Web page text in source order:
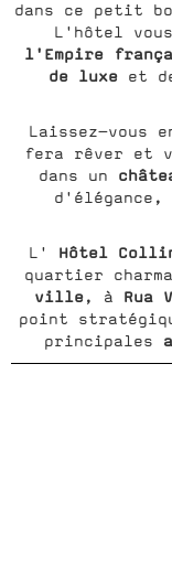
dans ce petit
L'hôtel
l'Empire
de luxe et
Laissez-vous
fera rêver et
dans un
L' Hôtel
quartier
ville, à Rua
point
principales